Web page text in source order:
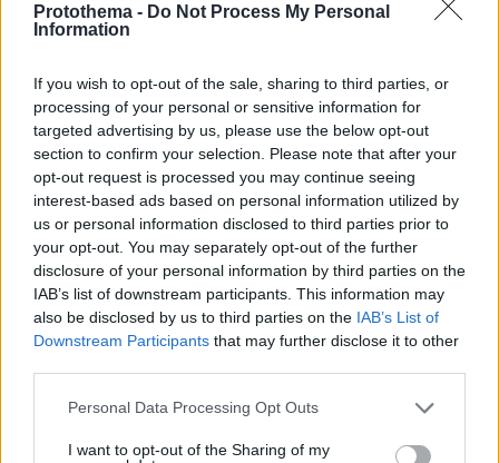
Protothema - Do Not Process My Personal
Information
If you wish to opt-out of the sale, sharing to third parties, or
processing of your personal or sensitive information for
targeted advertising by us, please use the below opt-out
section to confirm your selection. Please note that after your
opt-out request is processed you may continue seeing
interest-based ads based on personal information utilized by
us or personal information disclosed to third parties prior to
your opt-out. You may separately opt-out of the further
disclosure of your personal information by third parties on the
IAB’s list of downstream participants. This information may
also be disclosed by us to third parties on the IAB’s List of
Downstream Participants that may further disclose it to other
Please note that this website/app uses one or more Google
not limited to your visit or usage behaviour. You may click to
Personal Data Processing Opt Outs
I want to opt-out of the Sharing of my
Απομένουν2500χαρακτήρες